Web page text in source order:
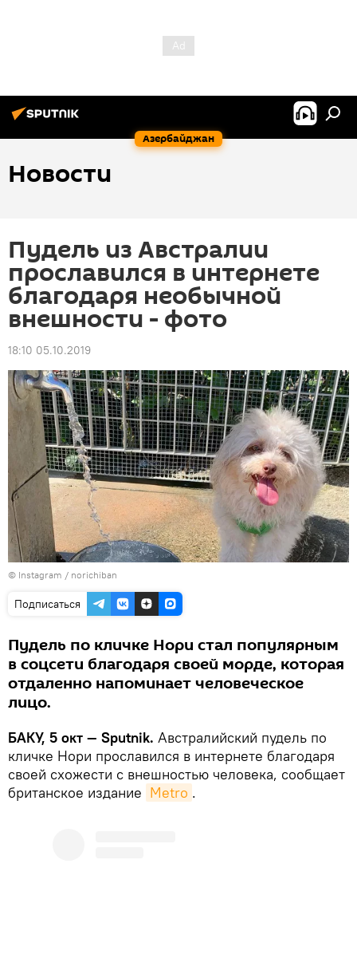
Азербайджан
Новости
Пудель из Австралии
прославился в интернете
благодаря необычной
внешности - фото
18:10 05.10.2019
© Instagram / norichiban
Подписаться
Пудель по кличке Нори стал популярным
в соцсети благодаря своей морде, которая
отдаленно напоминает человеческое
лицо.
БАКУ, 5 окт — Sputnik. Австралийский пудель по
кличке Нори прославился в интернете благодаря
своей схожести с внешностью человека, сообщает
британское издание Metro .